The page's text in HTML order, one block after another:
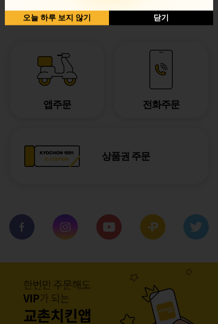
앱주문 전화주문
상품권 주문
오늘 하루 보지 않기 닫기